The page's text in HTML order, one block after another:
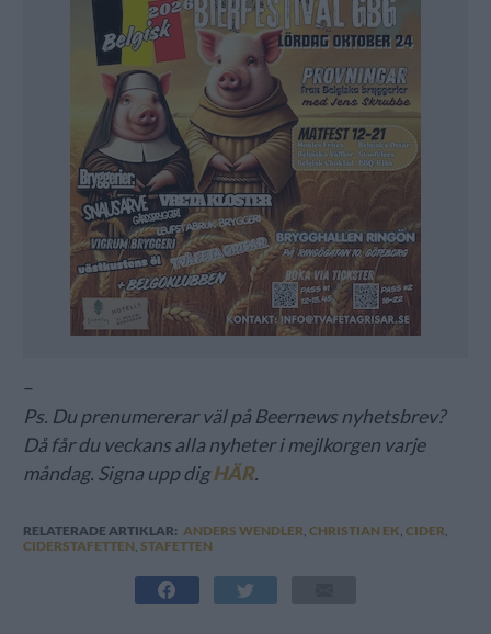
–
Ps. Du prenumererar väl på Beernews nyhetsbrev?
Då får du veckans alla nyheter i mejlkorgen varje
måndag. Signa upp digHÄR.
RELATERADE ARTIKLAR: ANDERS WENDLER CHRISTIAN EK CIDER
CIDERSTAFETTEN STAFETTEN